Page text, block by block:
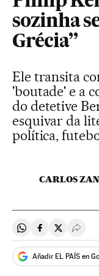
sozinha
Grécia”
Ele transita
'boutade' e a
do detetive
esquivar da
política,
CARLOS
Compartir en
Compartir en
Añadir EL PAÍS en